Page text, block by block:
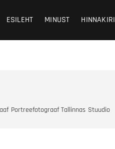
ESILEHT MINUST HINNAKIRI
Portreefotograaf Tallinnas Stuudio